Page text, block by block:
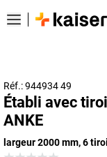
Réf.: 944934 49
Établi avec
ANKE
largeur 2000 mm, 6